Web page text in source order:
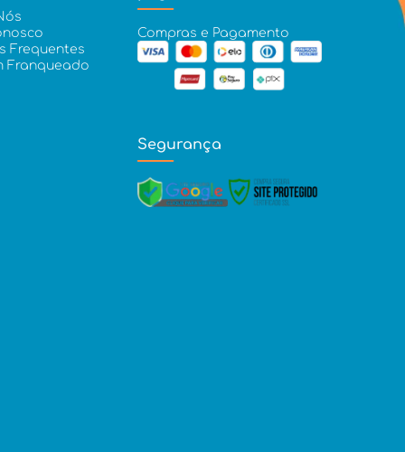
Frequentes
Franqueado
Compras e Pagamento
Segurança